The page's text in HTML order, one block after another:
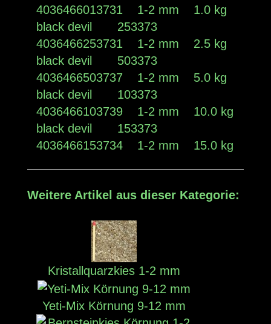
4036466013731 1-2 mm 1.0 kg
black devil 253373
4036466253731 1-2 mm 2.5 kg
black devil 503373
4036466503737 1-2 mm 5.0 kg
black devil 103373
4036466103739 1-2 mm 10.0 kg
black devil 153373
4036466153734 1-2 mm 15.0 kg
Weitere Artikel aus dieser Kategorie:
Kristallquarzkies 1-2 mm
Yeti-Mix Körnung 9-12 mm